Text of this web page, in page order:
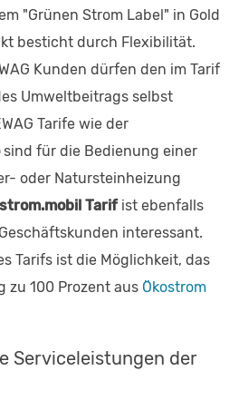
"Grünen Strom Label" in Gold
besticht durch Flexibilität.
Kunden dürfen den im Tarif
Umweltbeitrags selbst
Tarife wie der
sind für die Bedienung einer
oder Natursteinheizung
Tarifist ebenfalls
interessant.
Tarifs ist die Möglichkeit, das
zu 100 Prozent aus Ökostrom
Serviceleistungen der